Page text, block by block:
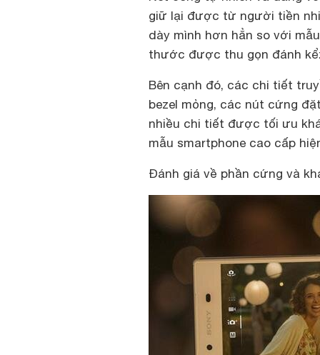
giữ lại được từ người tiền
dày mình hơn hẳn so với
thước được thu gọn đánh
Bên cạnh đó, các chi tiết
bezel mỏng, các nút cứng
nhiều chi tiết được tối ưu
mẫu smartphone cao cấp
Đánh giá về phần cứng và